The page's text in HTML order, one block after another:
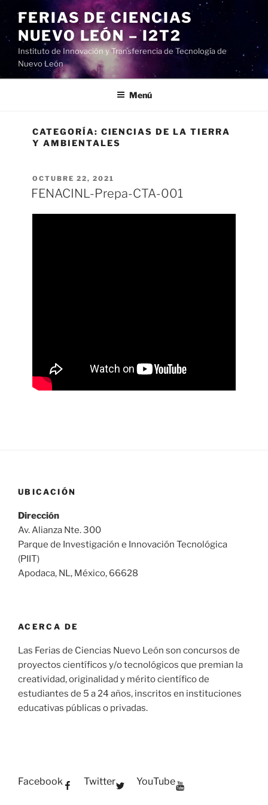
Ir
al
contenido
FERIAS DE CIENCIAS
NUEVO LEÓN – I2T2
Instituto de Innovación y Transferencia de Tecnología de
Nuevo León
Menú
CATEGORÍA: CIENCIAS DE LA TIERRA
Y AMBIENTALES
PUBLICADO
EN
OCTUBRE 22, 2021
FENACINL-Prepa-CTA-001
UBICACIÓN
Dirección
Av. Alianza Nte. 300
Parque de Investigación e Innovación Tecnológica
(PIIT)
Apodaca, NL, México, 66628
ACERCA DE
Las Ferias de Ciencias Nuevo León son concursos de
proyectos científicos y/o tecnológicos que premian la
creatividad, originalidad y mérito científico de
estudiantes de 5 a 24 años, inscritos en instituciones
educativas públicas o privadas.
Facebook Twitter YouTube